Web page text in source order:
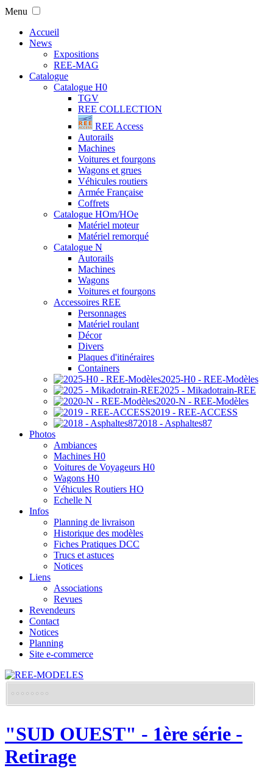
Menu
Accueil
News
Expositions
REE-MAG
Catalogue
Catalogue H0
TGV
REE COLLECTION
REE Access
Autorails
Machines
Voitures et fourgons
Wagons et grues
Véhicules routiers
Armée Française
Coffrets
Catalogue HOm/HOe
Matériel moteur
Matériel remorqué
Catalogue N
Autorails
Machines
Wagons
Voitures et fourgons
Accessoires REE
Personnages
Matériel roulant
Décor
Divers
Plaques d'itinéraires
Containers
2025-H0 - REE-Modèles
2025 - Mikadotrain-REE
2020-N - REE-Modèles
2019 - REE-ACCESS
2018 - Asphaltes87
Photos
Ambiances
Machines H0
Voitures de Voyageurs H0
Wagons H0
Véhicules Routiers HO
Echelle N
Infos
Planning de livraison
Historique des modèles
Fiches Pratiques DCC
Trucs et astuces
Notices
Liens
Associations
Revues
Revendeurs
Contact
Notices
Planning
Site e-commerce
"SUD OUEST" - 1ère série -
Retirage